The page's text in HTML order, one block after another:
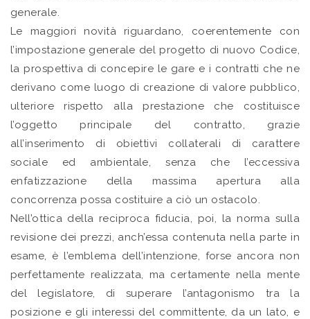
generale.
Le maggiori novità riguardano, coerentemente con
l’impostazione generale del progetto di nuovo Codice,
la prospettiva di concepire le gare e i contratti che ne
derivano come luogo di creazione di valore pubblico,
ulteriore rispetto alla prestazione che costituisce
l’oggetto principale del contratto, grazie
all’inserimento di obiettivi collaterali di carattere
sociale ed ambientale, senza che l’eccessiva
enfatizzazione della massima apertura alla
concorrenza possa costituire a ciò un ostacolo.
Nell’ottica della reciproca fiducia, poi, la norma sulla
revisione dei prezzi, anch’essa contenuta nella parte in
esame, è l’emblema dell’intenzione, forse ancora non
perfettamente realizzata, ma certamente nella mente
del legislatore, di superare l’antagonismo tra la
posizione e gli interessi del committente, da un lato, e